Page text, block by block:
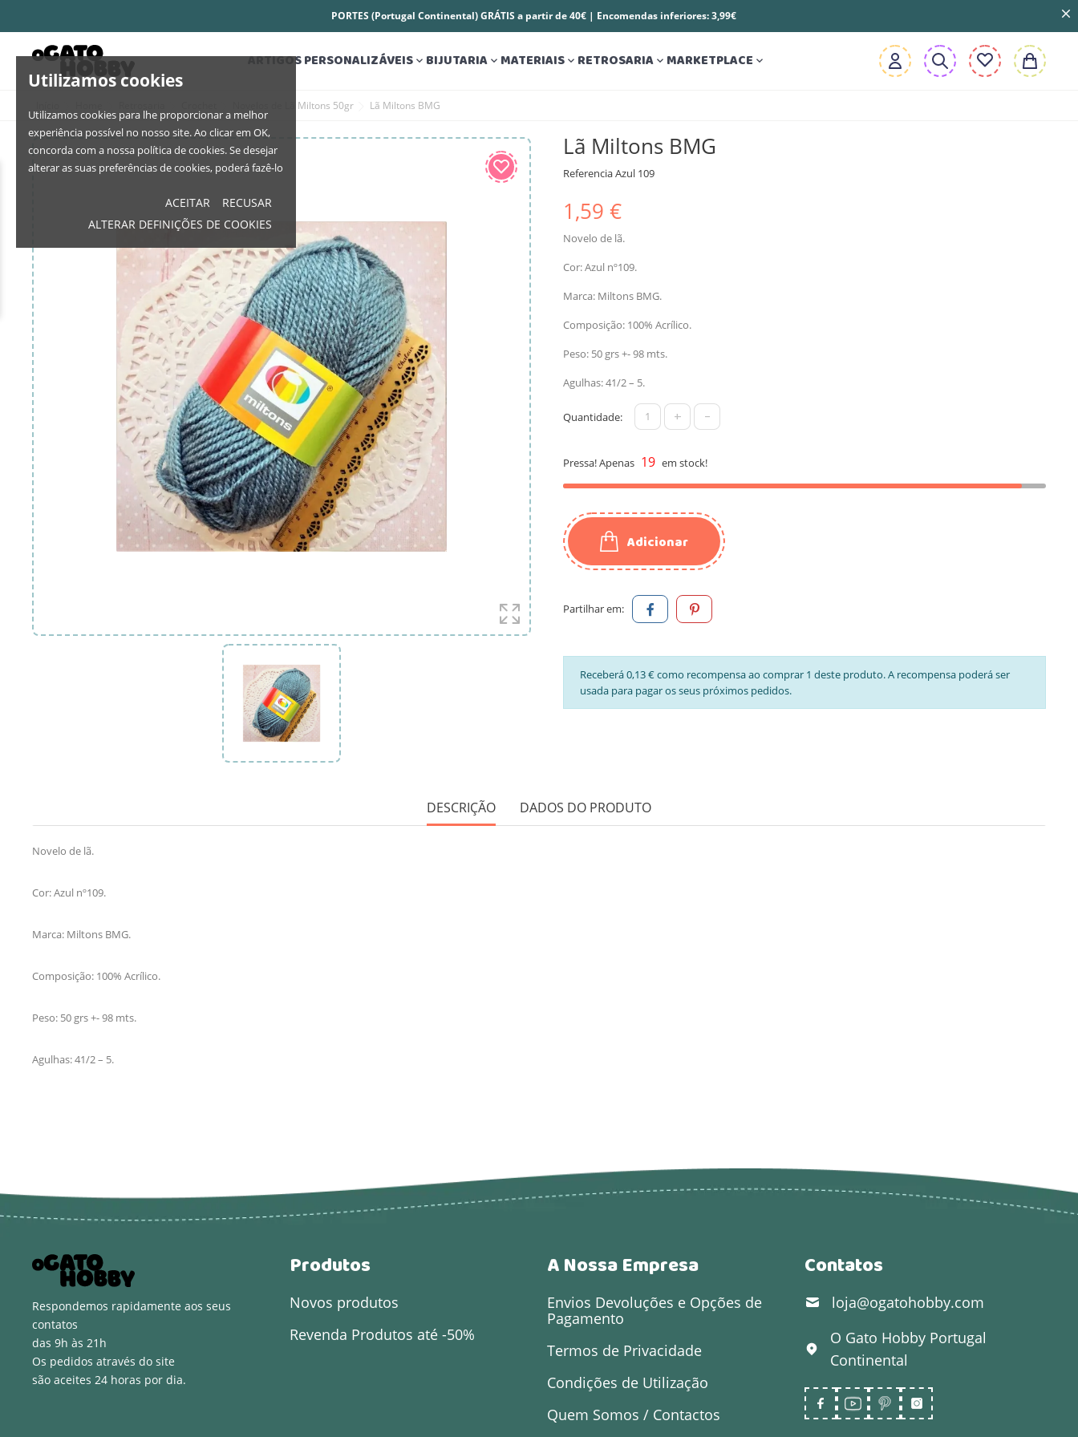
Utilizamos cookies
Utilizamos cookies para lhe proporcionar a melhor
experiência possível no nosso site. Ao clicar em OK,
concorda com a nossa política de cookies. Se desejar
alterar as suas preferências de cookies, poderá fazê-lo
ACEITAR
RECUSAR
ALTERAR DEFINIÇÕES DE COOKIES
PORTES (Portugal Continental) GRÁTIS a partir de 40€ | Encomendas inferiores: 3,99€
ARTIGOS PERSONALIZÁVEIS BIJUTARIA MATERIAIS RETROSARIA MARKETPLACE 
Novelos de Lã Miltons 50gr Lã Miltons BMG
Lã Miltons BMG
ReferenciaAzul 109
1,59 €
Novelo de lã.
Cor: Azul nº109.
Marca: Miltons BMG.
Composição: 100% Acrílico.
Peso: 50 grs +- 98 mts.
Agulhas: 41/2 – 5.
Quantidade: + -
Pressa! Apenas 19 em stock!
Adicionar
Partilhar em:
Receberá 0,13 € como recompensa ao comprar 1 deste produto. A recompensa poderá ser
usada para pagar os seus próximos pedidos.
DESCRIÇÃO DADOS DO PRODUTO
Novelo de lã.
Cor: Azul nº109.
Marca: Miltons BMG.
Composição: 100% Acrílico.
Peso: 50 grs +- 98 mts.
Agulhas: 41/2 – 5.
Respondemos rapidamente aos seus
contatos
das 9h às 21h
Os pedidos através do site
são aceites 24 horas por dia.
Produtos
Novos produtos
Revenda Produtos até -50%
A Nossa Empresa
Envios Devoluções e Opções de
Pagamento
Termos de Privacidade
Condições de Utilização
Quem Somos / Contactos
Contatos
loja@ogatohobby.com
O Gato Hobby Portugal
Continental